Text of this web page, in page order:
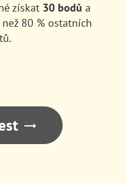
získat 30 bodů a
80 % ostatních